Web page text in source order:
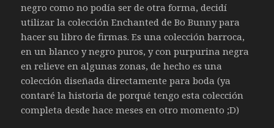
negro como no podía ser de otra forma, decidí
utilizar la colección Enchanted de Bo Bunny para
hacer su libro de firmas. Es una colección barroca,
en un blanco y negro puros, y con purpurina negra
en relieve en algunas zonas, de hecho es una
colección diseñada directamente para boda (ya
contaré la historia de porqué tengo esta colección
completa desde hace meses en otro momento ;D)